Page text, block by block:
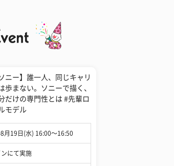
ソニー】誰一人、同じキャリ
歩まない。ソニーで描く、
だけの専門性とは #先輩ロ
モデル
月19日(水) 16:00〜16:50
にて実施